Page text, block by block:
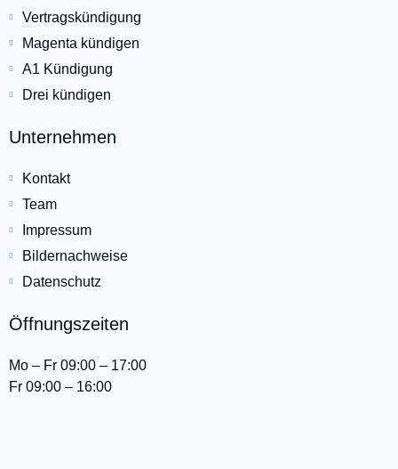
Vertragskündigung
Magenta kündigen
A1 Kündigung
Drei kündigen
Unternehmen
Kontakt
Team
Impressum
Bildernachweise
Datenschutz
Öffnungszeiten
Mo – Fr 09:00 – 17:00
Fr 09:00 – 16:00